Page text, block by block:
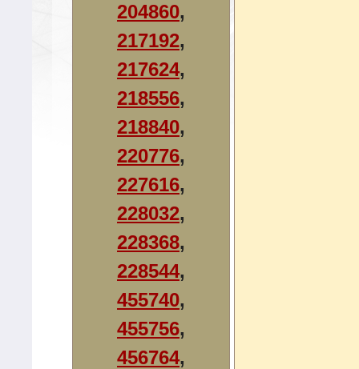
204860,
217192,
217624,
218556,
218840,
220776,
227616,
228032,
228368,
228544,
455740,
455756,
456764,